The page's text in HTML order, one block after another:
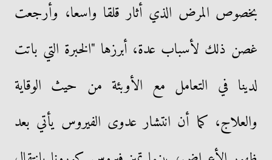
بخصوص المرض الذي أثار قلقا واسعا، وأرجعت
غصن ذلك لأسباب عدة، أبرزها "الخبرة التي باتت
لدينا في التعامل مع الأوبئة من حيث الوقاية
والعلاج، كما أن انتشار عدوى الفيروس يأتي بعد